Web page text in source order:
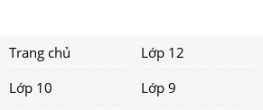
Trang chủ Lớp 12
Lớp 10
Lớp 9